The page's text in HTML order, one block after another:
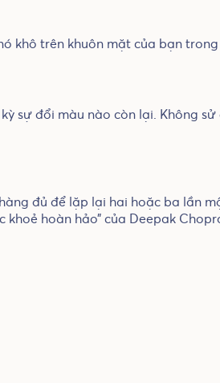
khô trên khuôn mặt của bạn trong
sự đổi màu nào còn lại. Không
đủ để lặp lại hai hoặc ba lần
hoàn hảo” của Deepak